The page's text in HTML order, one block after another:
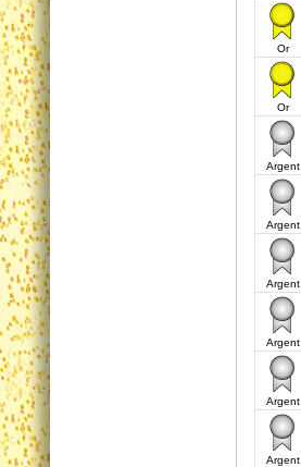
Or
Or
Argent
Argent
Argent
Argent
Argent
Argent